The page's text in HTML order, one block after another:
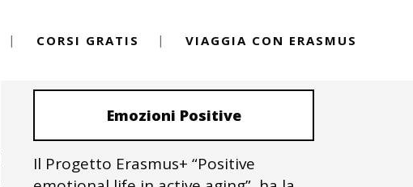
CORSI GRATIS VIAGGIA CON ERASMUS
Emozioni Positive
Il Progetto Erasmus+ “Positive